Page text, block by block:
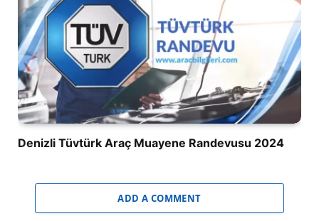
Denizli Tüvtürk Araç Muayene Randevusu 2024
ADD A COMMENT